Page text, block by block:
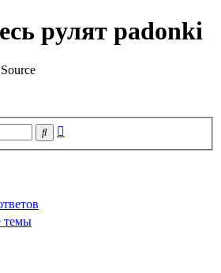
рулят padonki
Поиск
темы